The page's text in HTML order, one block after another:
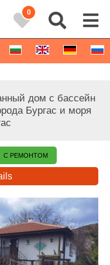
0
дом с бассейн
Бургас и моря
С РЕМОНТОМ